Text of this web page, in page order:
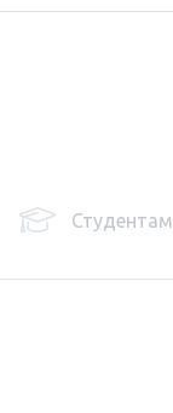
Студентам